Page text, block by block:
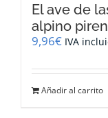
El ave de
alpino
9,96€ IVA
Añadir al carrito